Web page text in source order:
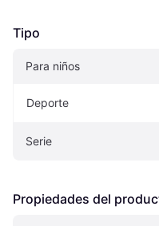
Tipo
Para niños
Deporte
Serie
Propiedades del